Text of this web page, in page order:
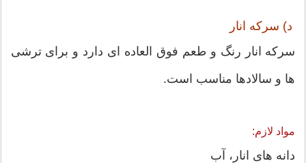
د) سرکه انار
سرکه انار رنگ و طعم فوق العاده ای دارد و برای ترشی
ها و سالادها مناسب است.
مواد لازم:
دانه های انار، آب